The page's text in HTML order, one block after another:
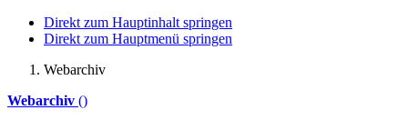
Direkt zum Hauptinhalt springen
Direkt zum Hauptmenü springen
Webarchiv
Webarchiv ()